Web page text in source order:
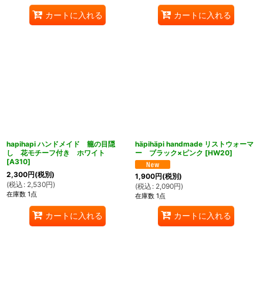
カートに入れる カートに入れる
hapihapi ハンドメイド 籠の目隠
し 花モチーフ付き ホワイト
[A310]
2,300円(税別)
(税込 : 2,530円)
在庫数 1点
カートに入れる
häpihäpi handmade リストウォーマ
ー ブラック×ピンク [HW20]
1,900円(税別)
(税込 : 2,090円)
在庫数 1点
カートに入れる